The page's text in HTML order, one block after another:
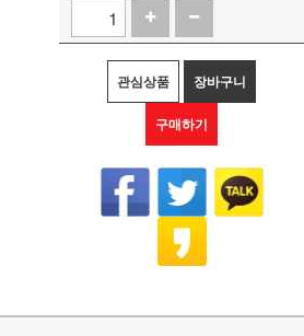
관심상품 장바구니
구매하기